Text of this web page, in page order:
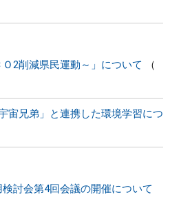
2削減県民運動～」について
宙兄弟」と連携した環境学習につ
討会第4回会議の開催について